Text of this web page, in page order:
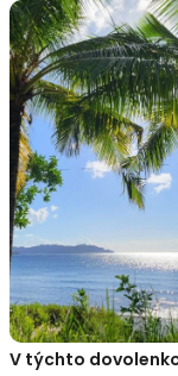
V týchto